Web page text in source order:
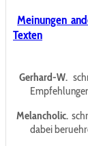
Meinungen
Texten
Gerhard-W.
Melancholic.
dabei